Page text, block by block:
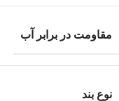
مقاومت در برابر آب
نوع بند